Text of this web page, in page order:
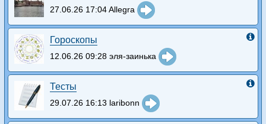
27.06.26 17:04 Allegra
Гороскопы
12.06.26 09:28 эля-заинька
Тесты
29.07.26 16:13 laribonn